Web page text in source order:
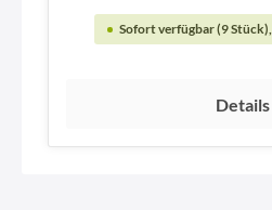
Sofort verfügbar (9
Details